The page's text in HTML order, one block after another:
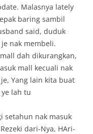
Malasnya lately
baring sambil
said, duduk
nak membeli.
dah dikurangkan,
mall kecuali nak
Yang lain kita buat
lah tu
setahun nak masuk
dari-Nya, HAri-